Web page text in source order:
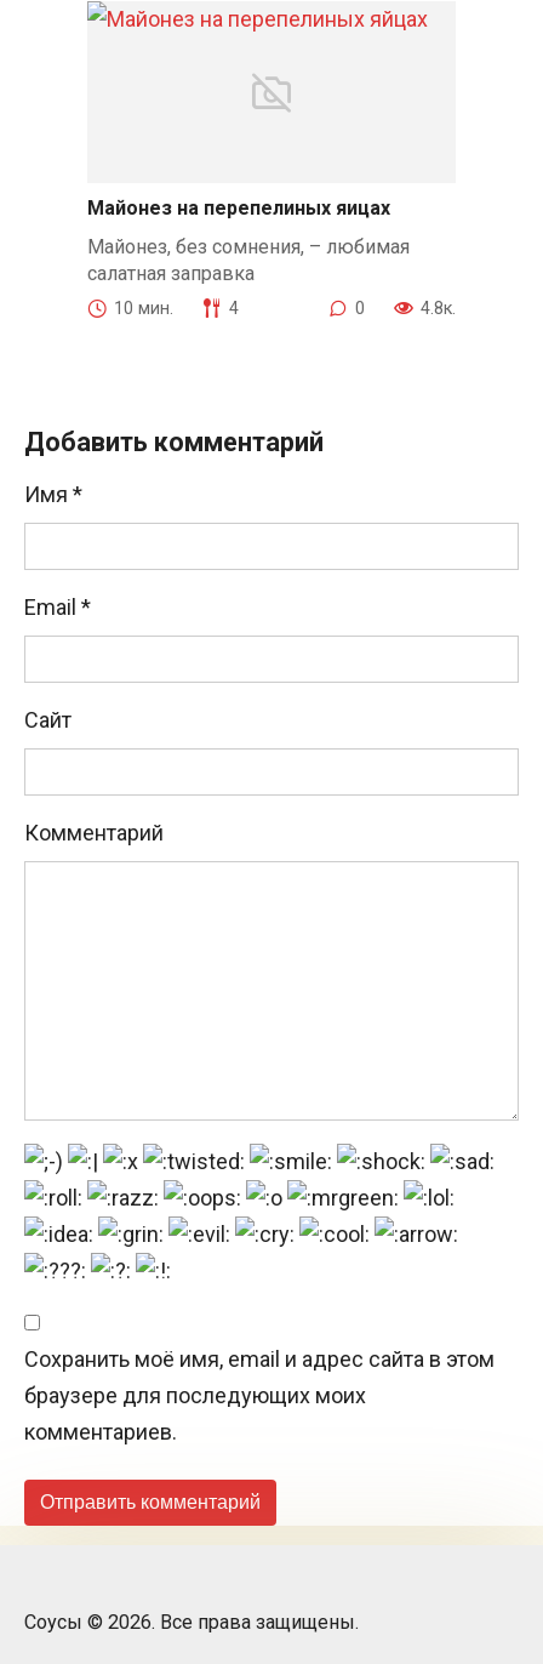
Майонез на перепелиных яицах
Майонез, без сомнения, – любимая
салатная заправка
10 мин. 4 0 4.8к.
Добавить комментарий
Имя *
Email *
Сайт
Комментарий
Сохранить моё имя, email и адрес сайта в этом
браузере для последующих моих
комментариев.
Соусы © 2026. Все права защищены.